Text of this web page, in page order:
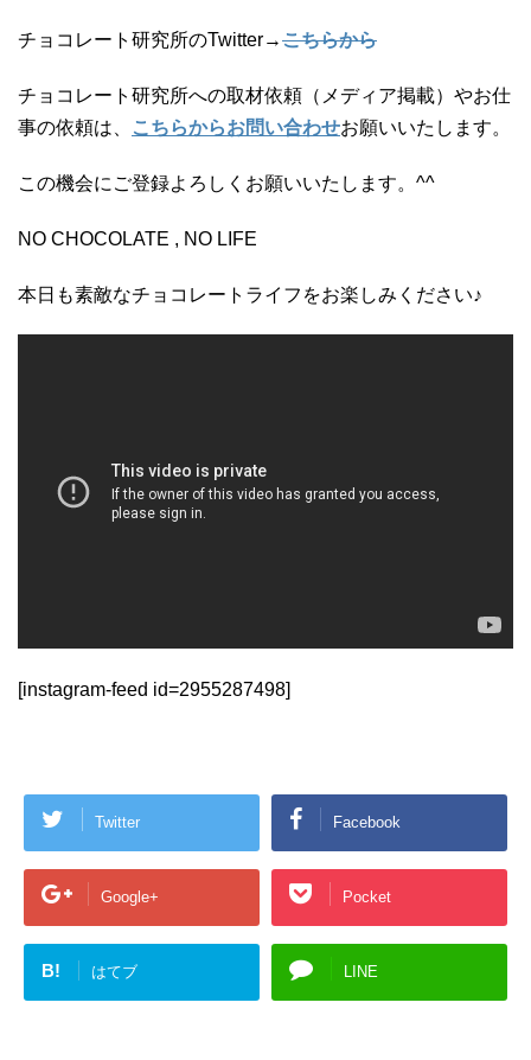
チョコレート研究所のTwitter→こちらから
チョコレート研究所への取材依頼（メディア掲載）やお仕
事の依頼は、
こちらからお問い合わせお願いいたします。
この機会にご登録よろしくお願いいたします。^^
NO CHOCOLATE , NO LIFE
本日も素敵なチョコレートライフをお楽しみください♪
[instagram-feed id=2955287498]
Twitter Facebook
Google+ Pocket
B! はてブ LINE